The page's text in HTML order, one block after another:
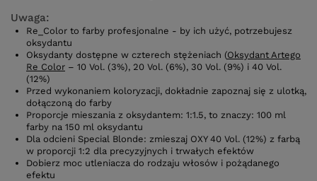
Uwaga:
Re_Color to farby profesjonalne - by ich użyć, potrzebujesz
oksydantu
Oksydanty dostępne w czterech stężeniach (Oksydant Artego
Re Color – 10 Vol. (3%), 20 Vol. (6%), 30 Vol. (9%) i 40 Vol.
(12%)
Przed wykonaniem koloryzacji, dokładnie zapoznaj się z ulotką,
dołączoną do farby
Proporcje mieszania z oksydantem: 1:1.5, to znaczy: 100 ml
farby na 150 ml oksydantu
Dla odcieni Special Blonde: zmieszaj OXY 40 Vol. (12%) z farbą
w proporcji 1:2 dla precyzyjnych i trwałych efektów
Dobierz moc utleniacza do rodzaju włosów i pożądanego
efektu